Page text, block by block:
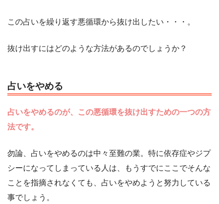
この占いを繰り返す悪循環から抜け出したい・・・。
抜け出すにはどのような方法があるのでしょうか？
占いをやめる
占いをやめるのが、この悪循環を抜け出すための一つの方
法です。
勿論、占いをやめるのは中々至難の業。特に依存症やジプ
シーになってしまっている人は、もうすでにここでそんな
ことを指摘されなくても、占いをやめようと努力している
事でしょう。